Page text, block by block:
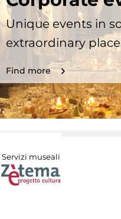
Unique events in
extraordinary
Find more
Servizi museali